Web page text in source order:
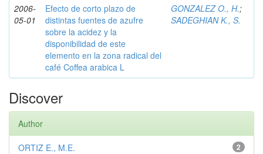
2006-
05-01
Efecto de corto plazo de
distintas fuentes de azufre
sobre la acidez y la
disponibilidad de este
elemento en la zona radical del
café Coffea arabica L
GONZALEZ O., H.;
SADEGHIAN K., S.
Discover
Author
2
ORTIZ E., M.E.